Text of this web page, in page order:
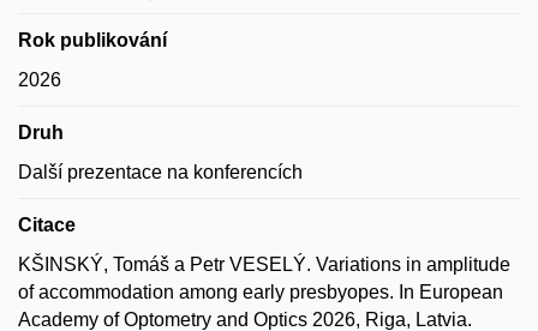
Rok publikování
2026
Druh
Další prezentace na konferencích
Citace
KŠINSKÝ, Tomáš a Petr VESELÝ. Variations in amplitude
of accommodation among early presbyopes. In European
Academy of Optometry and Optics 2026, Riga, Latvia.